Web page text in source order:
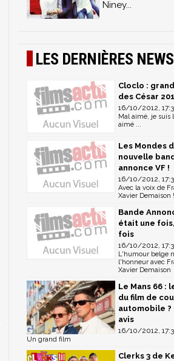
Niney...
LES DERNIÈRES NEWS
Cloclo :
des César
16/10/2012,
Mal aimé, je suis
aimé ...
Les Mondes
nouvelle
annonce VF !
16/10/2012,
Avec la voix de
Xavier Demaison !
Bande
était une
fois
16/10/2012,
L'humour belge
l'honneur avec
Xavier Demaison
Le Mans 66 :
du film de
automobile ?
avis
16/10/2012,
Un grand film
Clerks 3 de